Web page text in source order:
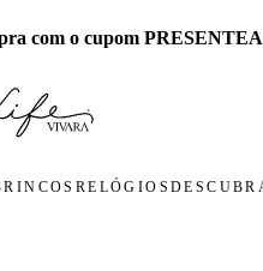
com o cupom
RELÓGIOS